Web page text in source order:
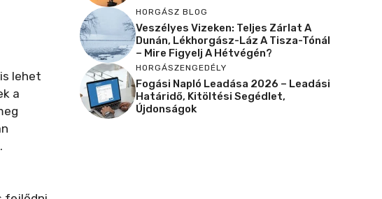
lehet
a
HORGÁSZ BLOG
Veszélyes Vizeken: Teljes Zárlat A
Dunán, Lékhorgász-Láz A Tisza-Tónál
– Mire Figyelj A Hétvégén?
HORGÁSZENGEDÉLY
Fogási Napló Leadása 2026 – Leadási
Határidő, Kitöltési Segédlet,
Újdonságok